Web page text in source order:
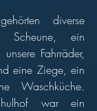
diverse
Scheune, ein
Fahrräder,
eine Ziege, ein
Waschküche.
war ein